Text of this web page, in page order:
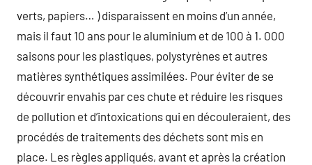
verts, papiers… ) disparaissent en moins d’un année,
mais il faut 10 ans pour le aluminium et de 100 à 1. 000
saisons pour les plastiques, polystyrènes et autres
matières synthétiques assimilées. Pour éviter de se
découvrir envahis par ces chute et réduire les risques
de pollution et d’intoxications qui en découleraient, des
procédés de traitements des déchets sont mis en
place. Les règles appliqués, avant et après la création